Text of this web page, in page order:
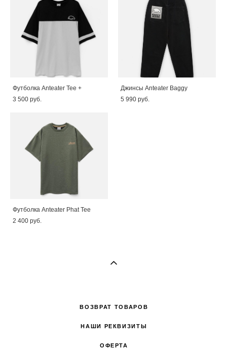
Футболка Anteater Tee +
3 500 pуб.
Джинсы Anteater Baggy
5 990 pуб.
Футболка Anteater Phat Tee
2 400 pуб.
ВОЗВРАТ ТОВАРОВ
НАШИ РЕКВИЗИТЫ
ОФЕРТА